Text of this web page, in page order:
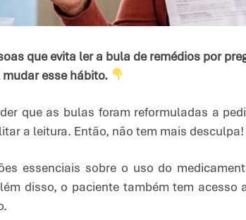
que evita ler a bula de remédios por
esse hábito.
que as bulas foram reformuladas a
a leitura. Então, não tem mais desculpa!
essenciais sobre o uso do
disso, o paciente também tem acesso